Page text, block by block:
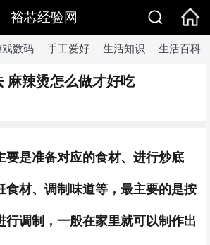
裕芯经验网
戏数码 手工爱好 生活知识 生活百科
麻辣烫怎么做才好吃
要是准备对应的食材、进行炒底
食材、调制味道等，最主要的是按
行调制，一般在家里就可以制作出